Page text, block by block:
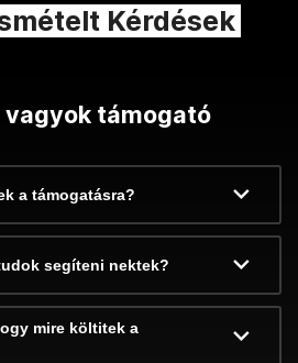
Kérdések
vagyok támogató
a támogatásra?
segíteni nektek?
mire költitek a